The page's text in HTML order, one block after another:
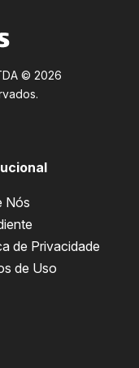
© 2026
Nós
de Privacidade
de Uso